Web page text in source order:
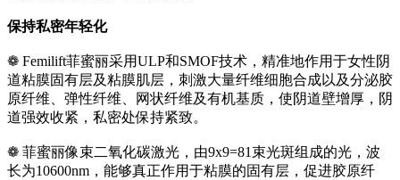
保持私密年轻化
❁ Femilift菲蜜丽采用ULP和SMOF技术，精准地作用于女性阴
道粘膜固有层及粘膜肌层，刺激大量纤维细胞合成以及分泌胶
原纤维、弹性纤维、网状纤维及有机基质，使阴道壁增厚，阴
道强效收紧，私密处保持紧致。
❁ 菲蜜丽像束二氧化碳激光，由9x9=81束光斑组成的光，波
长为10600nm，能够真正作用于粘膜的固有层，促进胶原纤